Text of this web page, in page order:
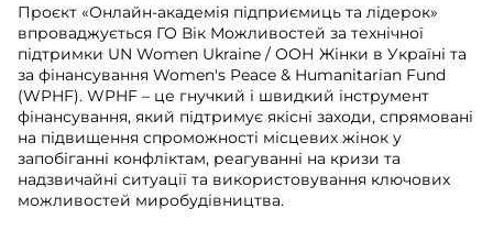
Проєкт «Онлайн-академія підприємиць та лідерок»
впроваджується ГО Вік Можливостей за технічної
підтримки UN Women Ukraine / ООН Жінки в Україні та
за фінансування Women's Peace & Humanitarian Fund
(WPHF). WPHF – це гнучкий і швидкий інструмент
фінансування, який підтримує якісні заходи, спрямовані
на підвищення спроможності місцевих жінок у
запобіганні конфліктам, реагуванні на кризи та
надзвичайні ситуації та використовування ключових
можливостей миробудівництва.